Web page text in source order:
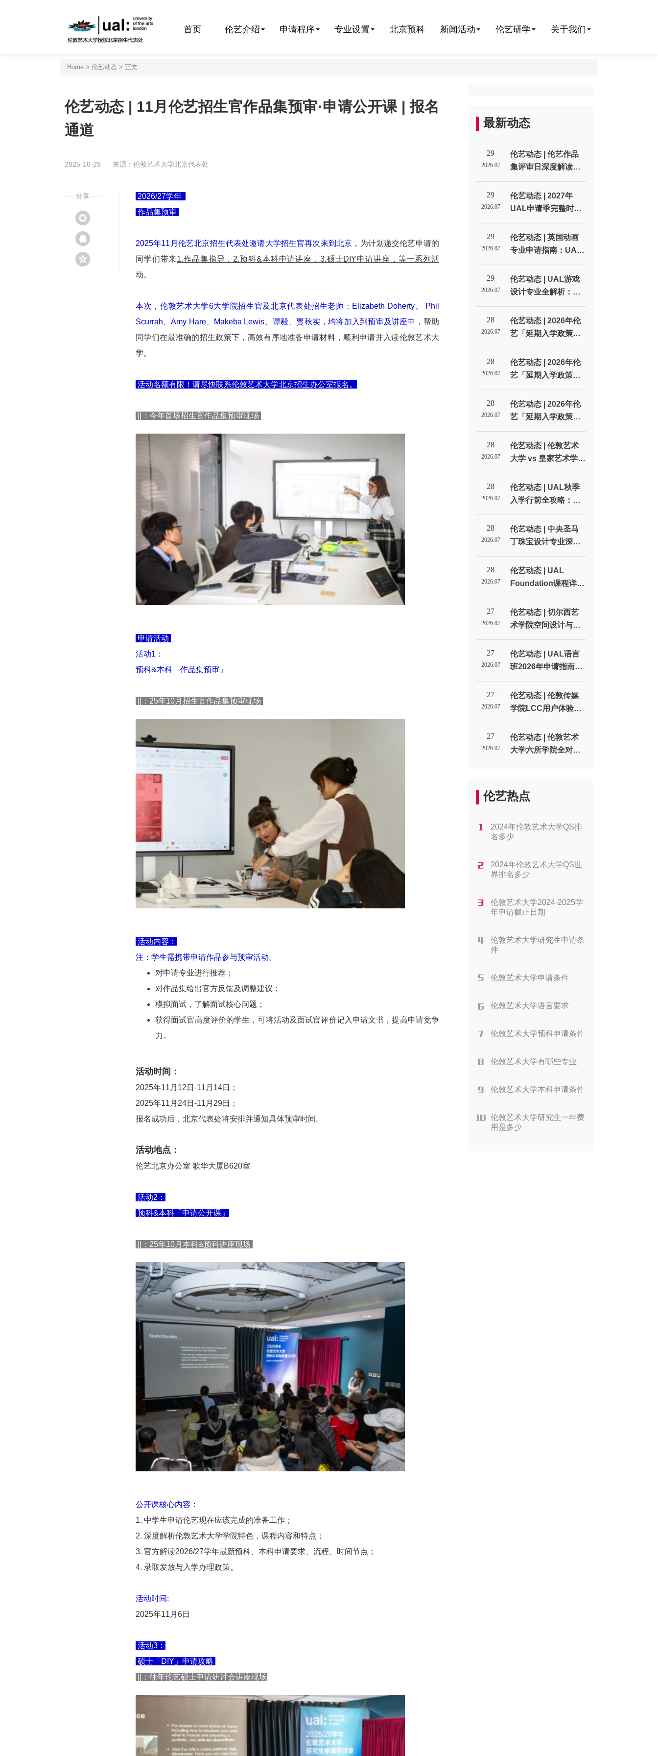
首页 伦艺介绍 申请程序 专业设置 北京预科 新闻活动 伦艺研学 关于我们
Home > 伦艺动态 > 正文
伦艺动态 | 11月伦艺招生官作品集预审·申请公开课 | 报名
通道
2025-10-29 来源：伦敦艺术大学北京代表处
2026/27学年
作品集预审
2025年11月伦艺北京招生代表处邀请大学招生官再次来到北京， 为计划递交伦艺申请的
同学们带来1.作品集指导，2.预科&本科申请讲座，3.硕士DIY申请讲座，等一系列活
动。
本次，伦敦艺术大学6大学院招生官及北京代表处招生老师：Elizabeth Doherty、 Phil
Scurrah、Amy Hare、Makeba Lewis、谭毅、贾秋实，均将加入到预审及讲座中， 帮助
同学们在最准确的招生政策下，高效有序地准备申请材料，顺利申请并入读伦敦艺术大
学。
活动名额有限！请尽快联系伦敦艺术大学北京招生办公室报名。
||：今年首场招生官作品集预审现场
申请活动
活动1：
预科&本科「作品集预审」
||：25年10月招生官作品集预审现场
活动内容：
注：学生需携带申请作品参与预审活动。
对申请专业进行推荐；
对作品集给出官方反馈及调整建议；
模拟面试，了解面试核心问题；
获得面试官高度评价的学生，可将活动及面试官评价记入申请文书，提高申请竞争
力。
活动时间：
2025年11月12日-11月14日；
2025年11月24日-11月29日；
报名成功后，北京代表处将安排并通知具体预审时间。
活动地点：
伦艺北京办公室 歌华大厦B620室
活动2：
预科&本科「申请公开课」
||：25年10月本科&预科讲座现场
公开课核心内容：
1. 中学生申请伦艺现在应该完成的准备工作；
2. 深度解析伦敦艺术大学学院特色，课程内容和特点；
3. 官方解读2026/27学年最新预科、本科申请要求、流程、时间节点；
4. 录取发放与入学办理政策。
活动时间:
2025年11月6日
活动3：
硕士「DIY」申请攻略
||：往年伦艺硕士申请研讨会讲座现场
分享
最新动态
29
2026.07
伦艺动态 | 伦艺作品
集评审日深度解读：
招生官到底在作品集
里找什么？_伦敦艺术
大学北京招生代表处
29
2026.07
伦艺动态 | 2027年
UAL申请季完整时间
线：从选校到拿Offer
的每一步_伦敦艺术大
学北京招生代表处
29
2026.07
伦艺动态 | 英国动画
专业申请指南：UAL
动画方向的四种选择_
伦敦艺术大学北京招
生代表处
29
2026.07
伦艺动态 | UAL游戏
设计专业全解析：从
LCC到CSM，游戏设
计到底学什么？_伦敦
艺术大学北京招生代
28
2026.07
伦艺动态 | 2026年伦
艺「延期入学政策」
全解析！
28
2026.07
伦艺动态 | 2026年伦
艺「延期入学政策」
全解析！
28
2026.07
伦艺动态 | 2026年伦
艺「延期入学政策」
全解析！
28
2026.07
伦艺动态 | 伦敦艺术
大学 vs 皇家艺术学
院：英国两大艺术名
校全方位对比_伦敦艺
术大学北京招生代表
28
2026.07
伦艺动态 | UAL秋季
入学行前全攻略：签
证、住宿和开学准备
清单_伦敦艺术大学北
京招生代表处
28
2026.07
伦艺动态 | 中央圣马
丁珠宝设计专业深度
解读：不只是做首饰_
伦敦艺术大学北京招
生代表处
28
2026.07
伦艺动态 | UAL
Foundation课程详
解：预科到底学什
么？值不值得读？_伦
敦艺术大学北京招生
27
2026.07
伦艺动态 | 切尔西艺
术学院空间设计与室
内设计专业深度解读_
伦敦艺术大学北京招
生代表处
27
2026.07
伦艺动态 | UAL语言
班2026年申请指南：
通过率、费用与课程
类型_伦敦艺术大学北
京招生代表处
27
2026.07
伦艺动态 | 伦敦传媒
学院LCC用户体验设
计UX专业申请全解析
_伦敦艺术大学北京招
生代表处
27
2026.07
伦艺动态 | 伦敦艺术
大学六所学院全对
北京招生代表处
伦艺热点
2024年伦敦艺术大学QS排
名多少
2024年伦敦艺术大学QS世
界排名多少
伦敦艺术大学2024-2025学
年申请截止日期
伦敦艺术大学研究生申请条
件
伦敦艺术大学申请条件
伦敦艺术大学语言要求
伦敦艺术大学预科申请条件
伦敦艺术大学有哪些专业
伦敦艺术大学本科申请条件
伦敦艺术大学研究生一年费
用是多少